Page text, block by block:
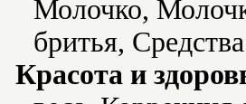
Молочко,
бритья,
Красота и